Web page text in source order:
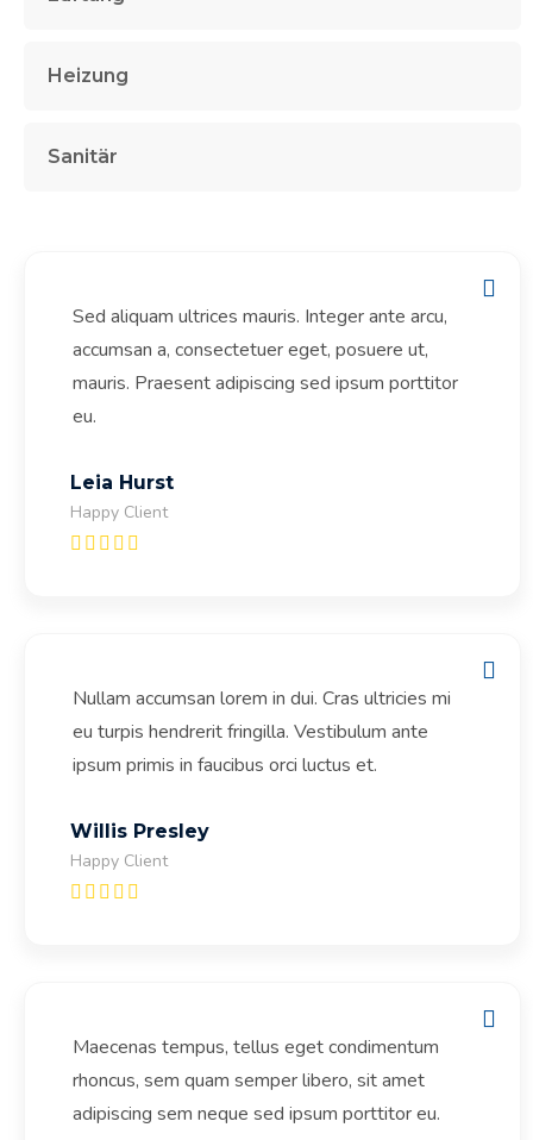
Heizung
Sanitär
Sed aliquam ultrices mauris. Integer ante arcu,
accumsan a, consectetuer eget, posuere ut,
mauris. Praesent adipiscing sed ipsum porttitor
eu.
Leia Hurst
Happy Client
Nullam accumsan lorem in dui. Cras ultricies mi
eu turpis hendrerit fringilla. Vestibulum ante
ipsum primis in faucibus orci luctus et.
Willis Presley
Happy Client
Maecenas tempus, tellus eget condimentum
rhoncus, sem quam semper libero, sit amet
adipiscing sem neque sed ipsum porttitor eu.